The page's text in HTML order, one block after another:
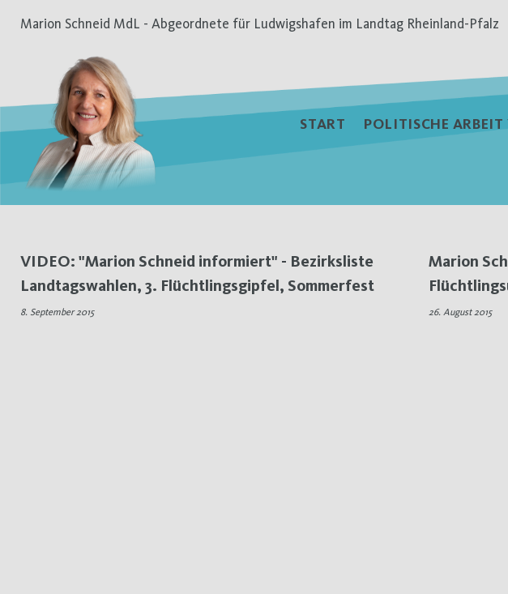
Inhalt
Marion Schneid MdL - Abgeordnete für Ludwigshafen im Landtag Rheinland-Pfalz
START POLITISCHE ARBEIT
Schlagwort:
3.
VIDEO: "Marion Schneid informiert" - Bezirksliste
Landtagswahlen, 3. Flüchtlingsgipfel, Sommerfest
8. September 2015
Marion
26. August 2015